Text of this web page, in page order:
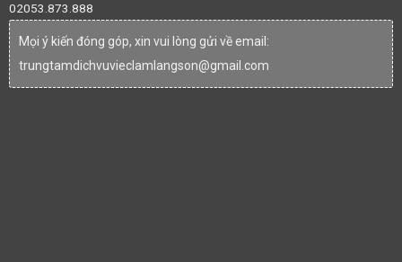
02053.873.888
Mọi ý kiến đóng góp, xin vui lòng gửi về email:
trungtamdichvuvieclamlangson@gmail.com